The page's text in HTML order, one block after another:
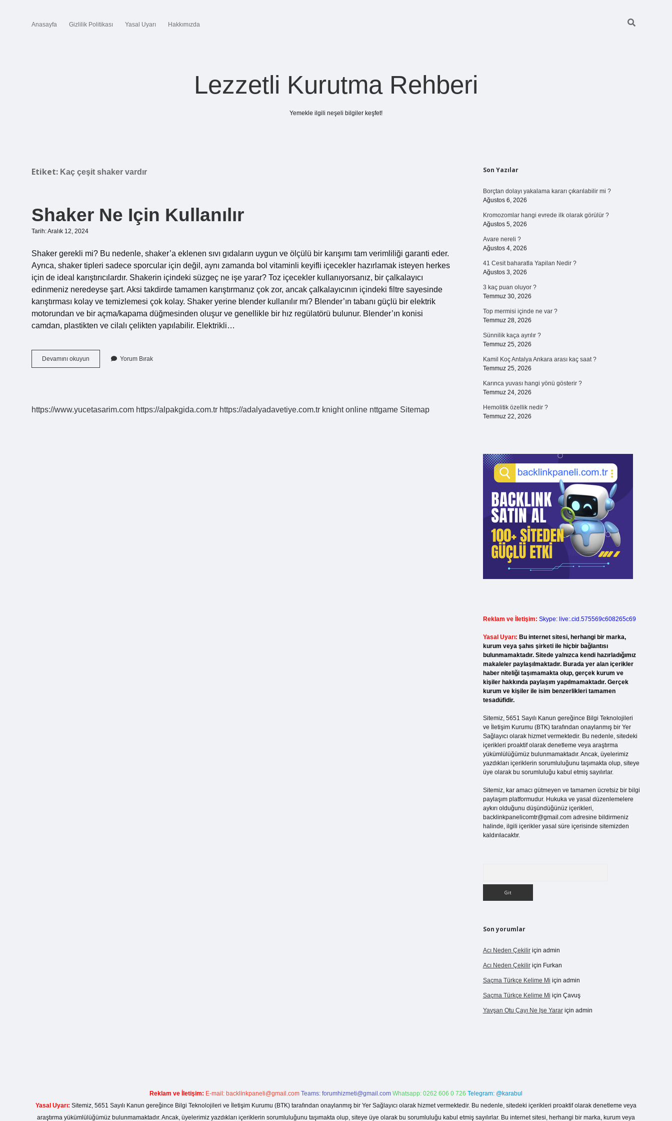
Anasayfa Gizlilik Politikası Yasal Uyarı Hakkımızda
Lezzetli Kurutma Rehberi
Yemekle ilgili neşeli bilgiler keşfet!
Etiket: Kaç çeşit shaker vardır
Shaker Ne Için Kullanılır
Tarih: Aralık 12, 2024
Shaker gerekli mi? Bu nedenle, shaker’a eklenen sıvı gıdaların uygun ve ölçülü bir karışımı tam verimliliği garanti eder.
Ayrıca, shaker tipleri sadece sporcular için değil, aynı zamanda bol vitaminli keyifli içecekler hazırlamak isteyen herkes
için de ideal karıştırıcılardır. Shakerin içindeki süzgeç ne işe yarar? Toz içecekler kullanıyorsanız, bir çalkalayıcı
edinmeniz neredeyse şart. Aksi takdirde tamamen karıştırmanız çok zor, ancak çalkalayıcının içindeki filtre sayesinde
karıştırması kolay ve temizlemesi çok kolay. Shaker yerine blender kullanılır mı? Blender’ın tabanı güçlü bir elektrik
motorundan ve bir açma/kapama düğmesinden oluşur ve genellikle bir hız regülatörü bulunur. Blender’ın konisi
camdan, plastikten ve cilalı çelikten yapılabilir. Elektrikli…
Devamını okuyun
Ne
Yorum Bırak
https://www.yucetasarim.com https://alpakgida.com.tr https://adalyadavetiye.com.tr knight online nttgame Sitemap
Sidebar
Son Yazılar
Borçtan dolayı yakalama kararı çıkarılabilir mi ?
Ağustos 6, 2026
Kromozomlar hangi evrede ilk olarak görülür ?
Ağustos 5, 2026
Avare nereli ?
Ağustos 4, 2026
41 Cesit baharatla Yapilan Nedir ?
Ağustos 3, 2026
3 kaç puan oluyor ?
Temmuz 30, 2026
Top mermisi içinde ne var ?
Temmuz 28, 2026
Sünnilik kaça ayrılır ?
Temmuz 25, 2026
Kamil Koç Antalya Ankara arası kaç saat ?
Temmuz 25, 2026
Karınca yuvası hangi yönü gösterir ?
Temmuz 24, 2026
Hemolitik özellik nedir ?
Temmuz 22, 2026
Reklam ve İletişim: Skype: live:.cid.575569c608265c69
Yasal Uyarı: Bu internet sitesi, herhangi bir marka,
kurum veya şahıs şirketi ile hiçbir bağlantısı
bulunmamaktadır. Sitede yalnızca kendi hazırladığımız
makaleler paylaşılmaktadır. Burada yer alan içerikler
haber niteliği taşımamakta olup, gerçek kurum ve
kişiler hakkında paylaşım yapılmamaktadır. Gerçek
kurum ve kişiler ile isim benzerlikleri tamamen
tesadüfidir.
Sitemiz, 5651 Sayılı Kanun gereğince Bilgi Teknolojileri
ve İletişim Kurumu (BTK) tarafından onaylanmış bir Yer
Sağlayıcı olarak hizmet vermektedir. Bu nedenle, sitedeki
içerikleri proaktif olarak denetleme veya araştırma
yükümlülüğümüz bulunmamaktadır. Ancak, üyelerimiz
yazdıkları içeriklerin sorumluluğunu taşımakta olup, siteye
üye olarak bu sorumluluğu kabul etmiş sayılırlar.
Sitemiz, kar amacı gütmeyen ve tamamen ücretsiz bir bilgi
paylaşım platformudur. Hukuka ve yasal düzenlemelere
aykırı olduğunu düşündüğünüz içerikleri,
backlinkpanelicomtr@gmail.comadresine bildirmeniz
halinde, ilgili içerikler yasal süre içerisinde sitemizden
kaldırılacaktır.
Son yorumlar
Acı Neden Çekiliriçin admin
Acı Neden Çekiliriçin Furkan
Saçma Türkçe Kelime Mi için admin
Saçma Türkçe Kelime Mi için Çavuş
Yavşan Otu Çayı Ne Işe Yarariçin admin
Reklam ve İletişim: E-mail: backlinkpaneli@gmail.com Teams: forumhizmeti@gmail.com Whatsapp: 0262 606 0 726 Telegram: @karabul
Yasal Uyarı: Sitemiz, 5651 Sayılı Kanun gereğince Bilgi Teknolojileri ve İletişim Kurumu (BTK) tarafından onaylanmış bir Yer Sağlayıcı olarak hizmet vermektedir. Bu nedenle, sitedeki içerikleri proaktif olarak denetleme veya
araştırma yükümlülüğümüz bulunmamaktadır. Ancak, üyelerimiz yazdıkları içeriklerin sorumluluğunu taşımakta olup, siteye üye olarak bu sorumluluğu kabul etmiş sayılırlar. Bu internet sitesi, herhangi bir marka, kurum veya